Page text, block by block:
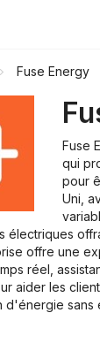
Fuse Energy
Fuse
qui
pour
Uni,
électriques
offre une
réel,
aider les
d'énergie sans